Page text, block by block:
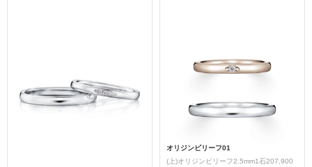
オリジンビリーフ01
(上)オリジンビリーフ2.5mm1石207,900